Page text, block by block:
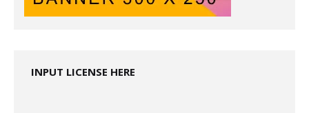
INPUT LICENSE HERE